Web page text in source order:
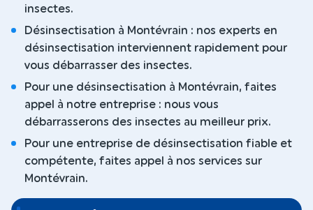
insectes.
Désinsectisation à Montévrain : nos experts en
désinsectisation interviennent rapidement pour
vous débarrasser des insectes.
Pour une désinsectisation à Montévrain, faites
appel à notre entreprise : nous vous
débarrasserons des insectes au meilleur prix.
Pour une entreprise de désinsectisation fiable et
compétente, faites appel à nos services sur
Montévrain.